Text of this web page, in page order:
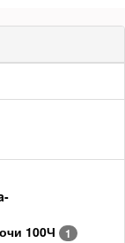
100Ч
1